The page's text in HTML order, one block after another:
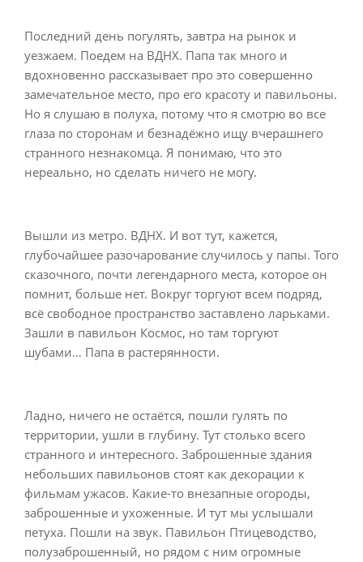
Последний день погулять, завтра на рынок и
уезжаем. Поедем на ВДНХ. Папа так много и
вдохновенно рассказывает про это совершенно
замечательное место, про его красоту и павильоны.
Но я слушаю в полуха, потому что я смотрю во все
глаза по сторонам и безнадёжно ищу вчерашнего
странного незнакомца. Я понимаю, что это
нереально, но сделать ничего не могу.
Вышли из метро. ВДНХ. И вот тут, кажется,
глубочайшее разочарование случилось у папы. Того
сказочного, почти легендарного места, которое он
помнит, больше нет. Вокруг торгуют всем подряд,
всё свободное пространство заставлено ларьками.
Зашли в павильон Космос, но там торгуют
шубами… Папа в растерянности.
Ладно, ничего не остаётся, пошли гулять по
территории, ушли в глубину. Тут столько всего
странного и интересного. Заброшенные здания
небольших павильонов стоят как декорации к
фильмам ужасов. Какие-то внезапные огороды,
заброшенные и ухоженные. И тут мы услышали
петуха. Пошли на звук. Павильон Птицеводство,
полузаброшенный, но рядом с ним огромные